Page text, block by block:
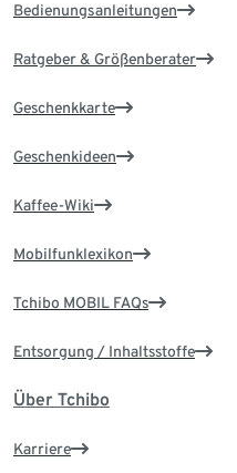
Bedienungsanleitungen
Ratgeber & Größenberater
Geschenkkarte
Geschenkideen
Kaffee-Wiki
Mobilfunklexikon
Tchibo MOBIL FAQs
Entsorgung / Inhaltsstoffe
Über Tchibo
Karriere